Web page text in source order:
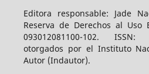
Editora responsable: Jade
Reserva de Derechos al Uso
093012081100-102.
otorgados por el Instituto
Autor (Indautor).